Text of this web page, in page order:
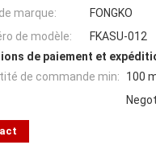
marque:
FONGKO
de modèle:
FKASU-012
de paiement et
de commande min:
100